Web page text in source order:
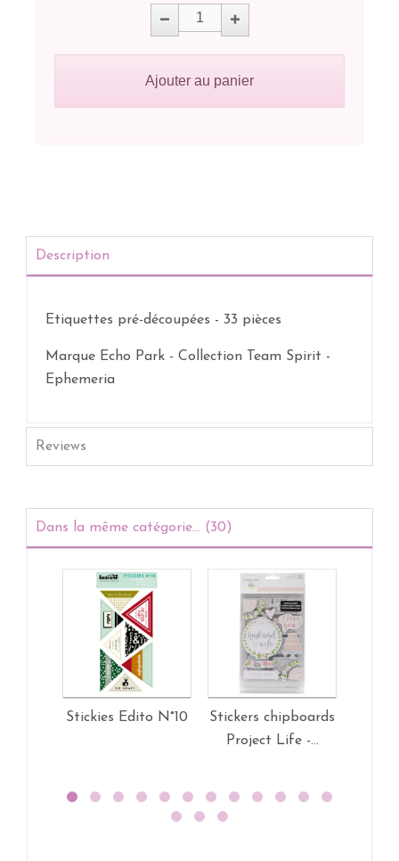
Ajouter au panier
Description
Etiquettes pré-découpées - 33 pièces
Marque Echo Park - Collection Team Spirit -
Ephemeria
Reviews
Dans la même catégorie... (30)
Stickies Edito N°10
Stickers chipboards
Project Life -...